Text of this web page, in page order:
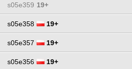
s05e359 19+
s05e358 19+
s05e357 19+
s05e356 19+